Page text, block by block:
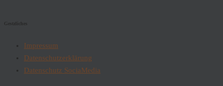
Gestzliches
Impressum
Datenschutzerklärung
Datenschutz SociaMedia